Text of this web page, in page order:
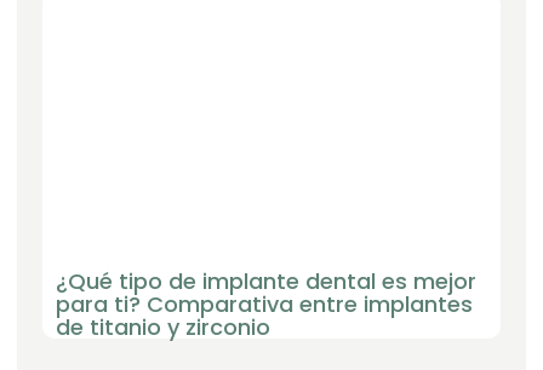
¿Qué tipo de implante dental es mejor
para ti? Comparativa entre implantes
de titanio y zirconio